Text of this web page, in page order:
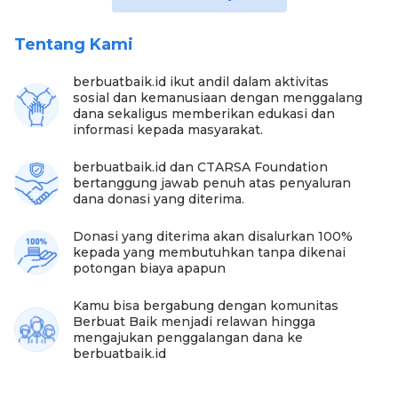
sebelum minum obat itu Khairani boleh dikatakan 24
jam itu tidur 4 jam sama 3 jam aja,” ujar perempuan
asal Kepulauan Riau ini.
Tentang Kami
berbuatbaik.id ikut andil dalam aktivitas
sosial dan kemanusiaan dengan menggalang
dana sekaligus memberikan edukasi dan
informasi kepada masyarakat.
berbuatbaik.id dan CTARSA Foundation
bertanggung jawab penuh atas penyaluran
dana donasi yang diterima.
Donasi yang diterima akan disalurkan 100%
kepada yang membutuhkan tanpa dikenai
potongan biaya apapun
Kamu bisa bergabung dengan komunitas
Berbuat Baik menjadi relawan hingga
mengajukan penggalangan dana ke
berbuatbaik.id